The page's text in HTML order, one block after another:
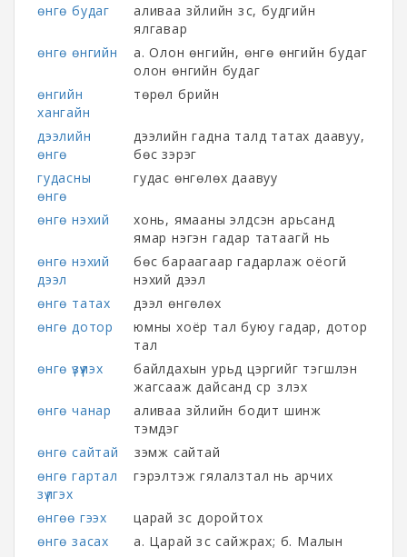
өнгө будаг
аливаа зүйлийн зүс, будгийн
ялгавар
өнгө өнгийн
а. Олон өнгийн, өнгө өнгийн будаг
олон өнгийн будаг
өнгийн
хангайн
төрөл бүрийн
дээлийн
өнгө
дээлийн гадна талд татах даавуу,
бөс зэрэг
гудасны
өнгө
гудас өнгөлөх даавуу
өнгө нэхий
хонь, ямааны элдсэн арьсанд
ямар нэгэн гадар татаагүй нь
өнгө нэхий
дээл
бөс бараагаар гадарлаж оёогүй
нэхий дээл
өнгө татах
дээл өнгөлөх
өнгө дотор
юмны хоёр тал буюу гадар, дотор
тал
өнгө үзүүлэх
байлдахын урьд цэргийг тэгшлэн
жагсааж дайсанд сүр үзүүлэх
өнгө чанар
аливаа зүйлийн бодит шинж
тэмдэг
өнгө сайтай
үзэмж сайтай
өнгө гартал
зүлгэх
гэрэлтэж гялалзтал нь арчих
өнгөө гээх
царай зүс доройтох
өнгө засах
а. Царай зүс сайжрах; б. Малын